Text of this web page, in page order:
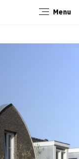
Menu
Sluiten